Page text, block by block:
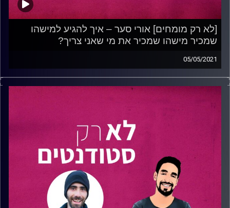
[לא רק מומחים] אורי סער – איך להגיע למישהו
שמכיר מישהו שמכיר את מי שאני צריך?
05/05/2021
בפרק זה מארח נתנאל אתאורי סער, המומחה הצעיר ביותר
שהגיע אלינו עד היום, בן 23, מראשון לציון.
החדשנות
ובחיל האוויר
הפנימית של מערכת הביטחון. בצעירותו היה ממקימי קהילת
" בראשון לציון.
אורי ישתף, באמצעות סיפורים מעוררי השראה, את הסודות
והכלים הדרושים כדי להגיע אל אותו "מישהו" שאנחנו צריכים.
הוא יעמוד על ההבדל הדק שבין "נטוורק" ל"מערכות יחסים"
וייתן מנסיונו דגשים לאיך לטפח אותן. עוד יספר אורי מה